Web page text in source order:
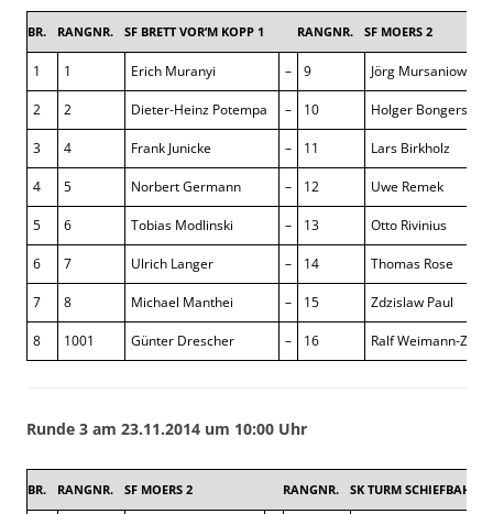
BR. RANGNR. SF BRETT VOR’M KOPP 1 RANGNR. SF MOERS 2
1 1 Erich Muranyi – 9 Jörg Mursaniow
2 2 Dieter-Heinz Potempa – 10 Holger Bongers
3 4 Frank Junicke – 11 Lars Birkholz
4 5 Norbert Germann – 12 Uwe Remek
5 6 Tobias Modlinski – 13 Otto Rivinius
6 7 Ulrich Langer – 14 Thomas Rose
7 8 Michael Manthei – 15 Zdzislaw Paul
8 1001 Günter Drescher – 16 Ralf Weimann-
Runde 3 am 23.11.2014 um 10:00 Uhr
BR. RANGNR. SF MOERS 2 RANGNR. SK TURM SCHIEFBAHN 1